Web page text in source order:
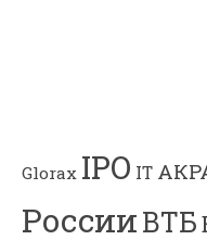
Glorax IPO IT
РоссииВТБ